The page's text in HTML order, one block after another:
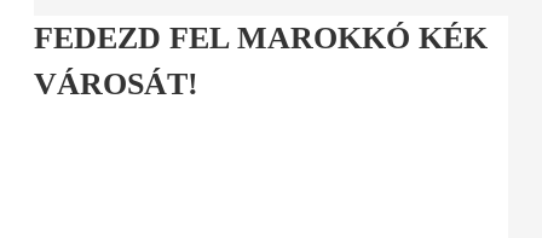
FEDEZD FEL MAROKKÓ KÉK
VÁROSÁT!